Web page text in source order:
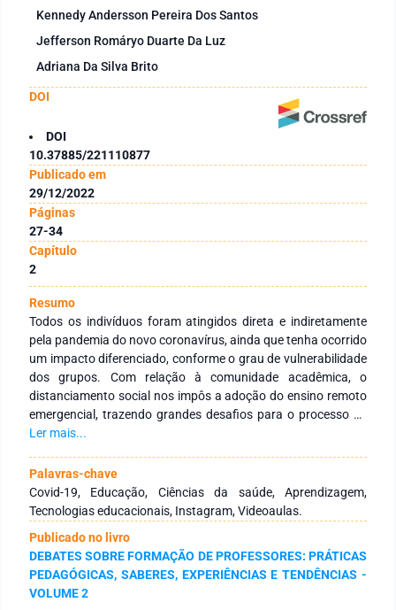
Kennedy Andersson Pereira Dos Santos
Jefferson Romáryo Duarte Da Luz
Adriana Da Silva Brito
DOI
DOI
10.37885/221110877
Publicado em
29/12/2022
Páginas
27-34
Capítulo
2
Resumo
Todos os indivíduos foram atingidos direta e indiretamente
pela pandemia do novo coronavírus, ainda que tenha ocorrido
um impacto diferenciado, conforme o grau de vulnerabilidade
dos grupos. Com relação à comunidade acadêmica, o
distanciamento social nos impôs a adoção do ensino remoto
emergencial, trazendo grandes desafios para o processo de
ensino-aprendizagem. Nesse cenário, tivemos que buscar
dinâmico e motivador. Por meio de atividades de tutoria,
recursos das Tecnologias de Informação e Comunicação
(TDIC) foram utilizados como estratégia enriquecedora na
disciplina de Biologia Celular e Molecular, ofertada aos cursos
de Nutrição e Fisioterapia da Faculdade de Ciências da Saúde
do Trairi, FACISA/UFRN. Nesse sentido, o objetivo desse relato
é apresentar a vivência de docentes e discentes nas
atividades de tutoria, apresentando as metodologias
Ler mais...
Palavras-chave
Covid-19, Educação, Ciências da saúde, Aprendizagem,
Tecnologias educacionais, Instagram, Videoaulas.
Publicado no livro
DEBATES SOBRE FORMAÇÃO DE PROFESSORES: PRÁTICAS
PEDAGÓGICAS, SABERES, EXPERIÊNCIAS E TENDÊNCIAS -
VOLUME 2